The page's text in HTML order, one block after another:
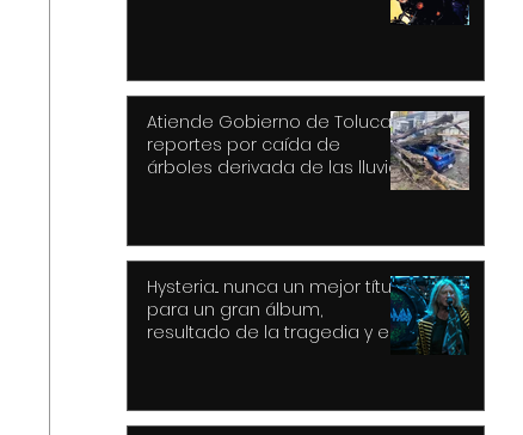
Atiende Gobierno de Toluca
reportes por caída de
árboles derivada de las lluvias
Hysteria... nunca un mejor título
para un gran álbum,
resultado de la tragedia y el